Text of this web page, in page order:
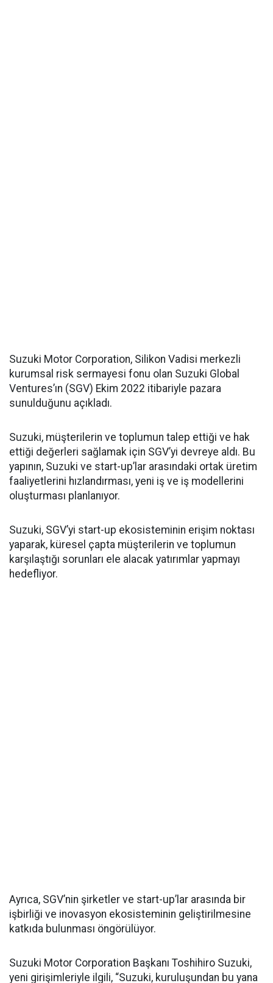
Suzuki Motor Corporation, Silikon Vadisi merkezli
kurumsal risk sermayesi fonu olan Suzuki Global
Ventures’ın (SGV) Ekim 2022 itibariyle pazara
sunulduğunu açıkladı.
Suzuki, müşterilerin ve toplumun talep ettiği ve hak
ettiği değerleri sağlamak için SGV’yi devreye aldı. Bu
yapının, Suzuki ve start-up’lar arasındaki ortak üretim
faaliyetlerini hızlandırması, yeni iş ve iş modellerini
oluşturması planlanıyor.
Suzuki, SGV’yi start-up ekosisteminin erişim noktası
yaparak, küresel çapta müşterilerin ve toplumun
karşılaştığı sorunları ele alacak yatırımlar yapmayı
hedefliyor.
Ayrıca, SGV’nin şirketler ve start-up’lar arasında bir
işbirliği ve inovasyon ekosisteminin geliştirilmesine
katkıda bulunması öngörülüyor.
Suzuki Motor Corporation Başkanı Toshihiro Suzuki,
yeni girişimleriyle ilgili, “Suzuki, kuruluşundan bu yana